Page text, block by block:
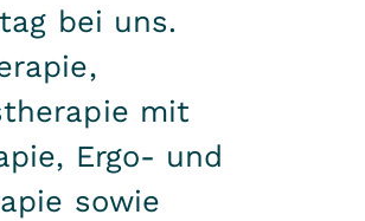
bei uns.
mit
Ergo- und
sowie